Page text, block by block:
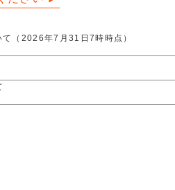
（2026年7月31日7時時点）